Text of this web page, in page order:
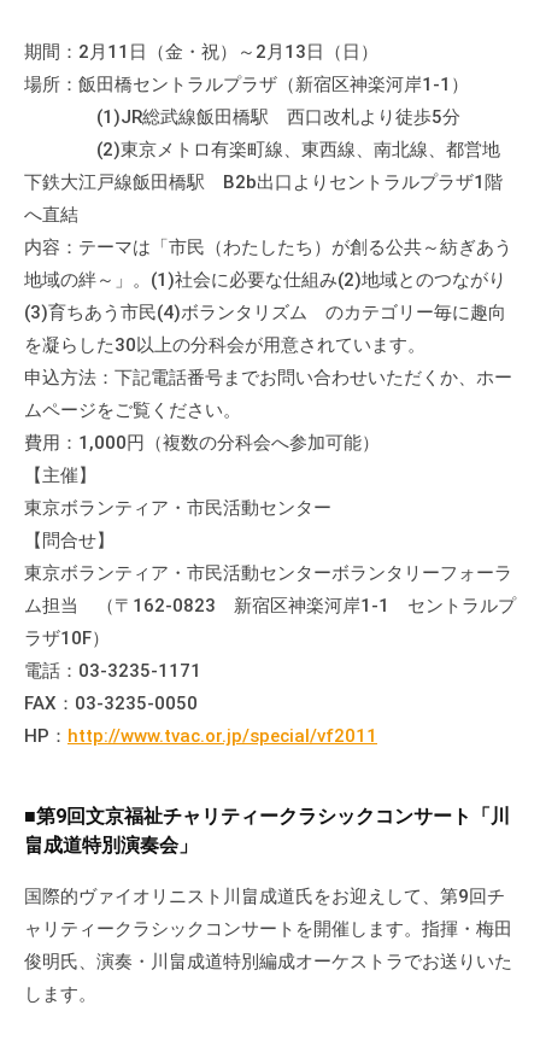
期間：2月11日（金・祝）～2月13日（日）
場所：飯田橋セントラルプラザ（新宿区神楽河岸1-1）
(1)JR総武線飯田橋駅 西口改札より徒歩5分
(2)東京メトロ有楽町線、東西線、南北線、都営地
下鉄大江戸線飯田橋駅 B2b出口よりセントラルプラザ1階
へ直結
内容：テーマは「市民（わたしたち）が創る公共～紡ぎあう
地域の絆～」。(1)社会に必要な仕組み(2)地域とのつながり
(3)育ちあう市民(4)ボランタリズム のカテゴリー毎に趣向
を凝らした30以上の分科会が用意されています。
申込方法：下記電話番号までお問い合わせいただくか、ホー
ムページをご覧ください。
費用：1,000円（複数の分科会へ参加可能）
【主催】
東京ボランティア・市民活動センター
【問合せ】
東京ボランティア・市民活動センターボランタリーフォーラ
ム担当 （〒162-0823 新宿区神楽河岸1-1 セントラルプ
ラザ10F）
電話：03-3235-1171
FAX：03-3235-0050
HP： http://www.tvac.or.jp/special/vf2011
■第9回文京福祉チャリティークラシックコンサート「川
畠成道特別演奏会」
国際的ヴァイオリニスト川畠成道氏をお迎えして、第9回チ
ャリティークラシックコンサートを開催します。指揮・梅田
俊明氏、演奏・川畠成道特別編成オーケストラでお送りいた
します。